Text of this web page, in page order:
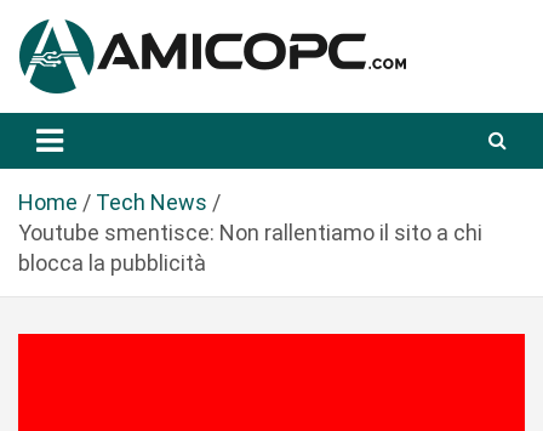
a
Amicopc.com
Home
Tech News
Youtube smentisce: Non rallentiamo il sito a chi
blocca la pubblicità